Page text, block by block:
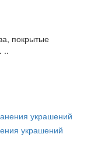
покрытые
..
украшений